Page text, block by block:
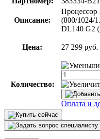
Описание:
Процессор
(800/1024/
DL140 G2
Цена: 27 299 руб.
Количество:
Оплата и